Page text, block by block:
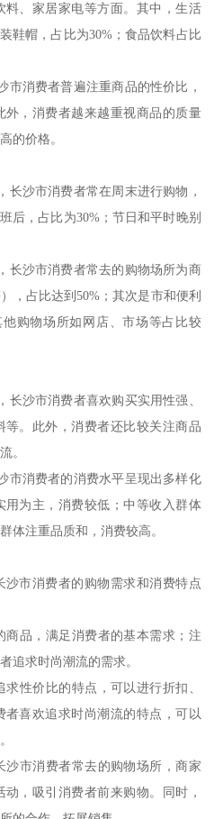
、家居家电等方面。其中，生活
鞋帽，占比为30%；食品饮料占比
市消费者普遍注重商品的性价比，
，消费者越来越重视商品的质量
的价格。
长沙市消费者常在周末进行购物，
后，占比为30%；节日和平时晚别
长沙市消费者常去的购物场所为商
，占比达到50%；其次是市和便利
购物场所如网店、市场等占比较
长沙市消费者喜欢购买实用性强、
。此外，消费者还比较关注商品
。
市消费者的消费水平呈现出多样化
为主，消费较低；中等收入群体
体注重品质和，消费较高。
市消费者的购物需求和消费特点
商品，满足消费者的基本需求；注
追求时尚潮流的需求。
性价比的特点，可以进行折扣、
喜欢追求时尚潮流的特点，可以
沙市消费者常去的购物场所，商家
，吸引消费者前来购物。同时，